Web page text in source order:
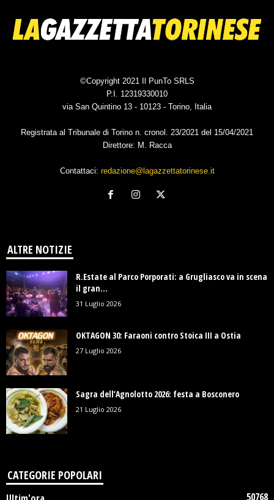
©Copyright 2021 Il PunTo SRLS
P.I. 12319330010
via San Quintino 13 - 10123 - Torino, Italia
Registrata al Tribunale di Torino n. cronol. 23/2021 del 15/04/2021
Direttore: M. Racca
Contattaci: redazione@lagazzettatorinese.it
ALTRE NOTIZIE
R.Estate al Parco Porporati: a Grugliasco va in scena
il gran...
31 Luglio 2026
OKTAGON 30: Faraoni contro Stoica III a Ostia
27 Luglio 2026
Sagra dell’Agnolotto 2026: festa a Bosconero
21 Luglio 2026
CATEGORIE POPOLARI
50768